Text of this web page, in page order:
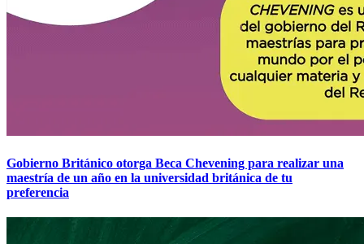
Gobierno Británico otorga Beca Chevening para realizar una
maestría de un año en la universidad británica de tu
preferencia